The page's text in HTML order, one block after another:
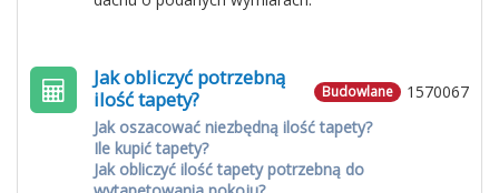
1570067
Budowlane
Jak obliczyć potrzebną
ilość tapety?
Jak oszacować niezbędną ilość tapety?
Ile kupić tapety?
Jak obliczyć ilość tapety potrzebną do